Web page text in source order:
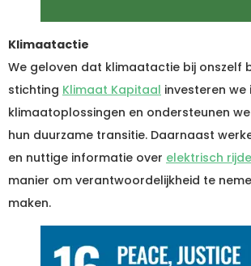
Klimaatactie
We geloven dat klimaatactie bij onszelf
stichting Klimaat Kapitaal investeren
klimaatoplossingen en ondersteunen
hun duurzame transitie. Daarnaast
en nuttige informatie over elektrisch
manier om verantwoordelijkheid te
maken.